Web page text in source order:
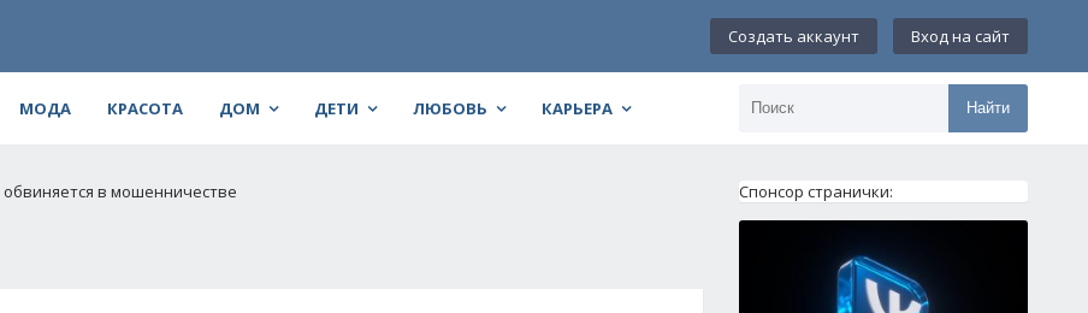
Создать аккаунт Вход на сайт
МОДА КРАСОТА ДОМ ДЕТИ ЛЮБОВЬ КАРЬЕРА Найти
в мошенничестве Спонсор странички: